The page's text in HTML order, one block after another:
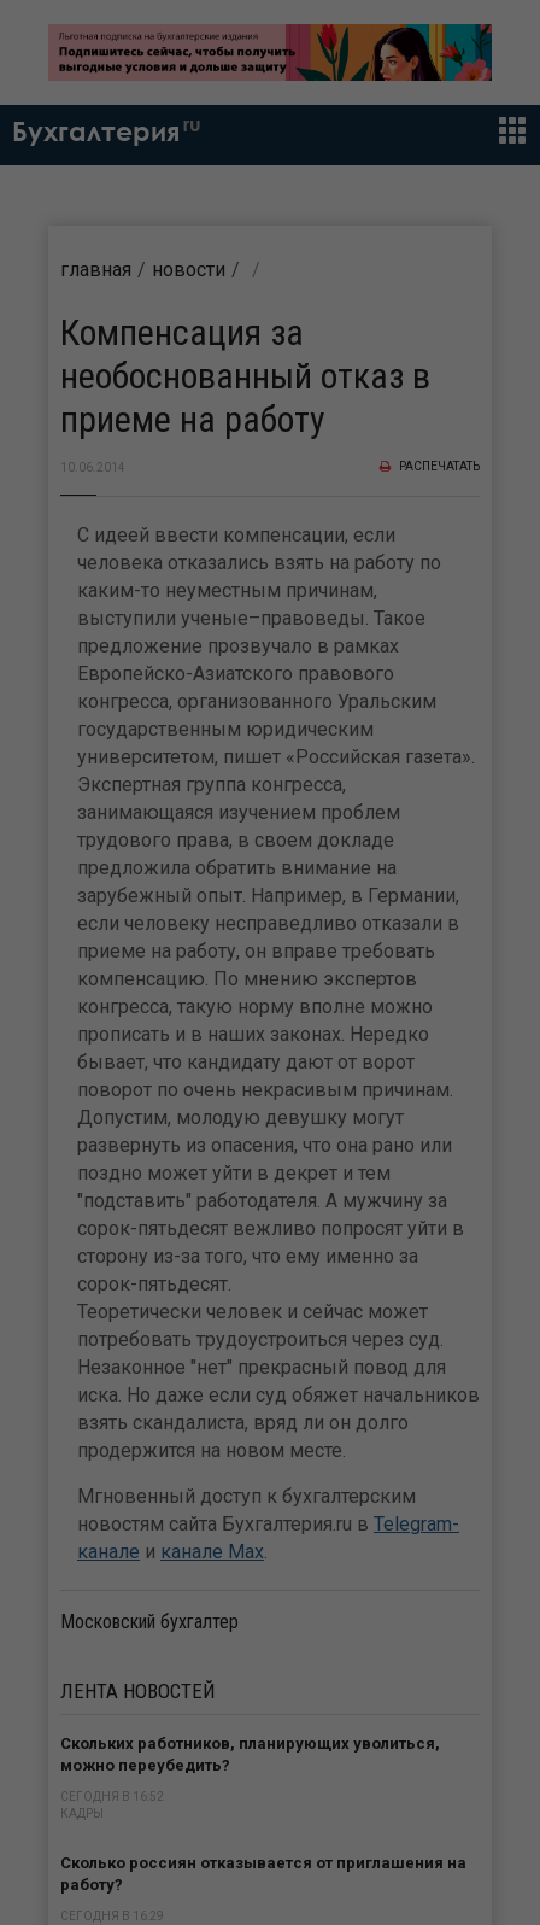
Бухгалтерия ru
главная новости
Компенсация за
необоснованный отказ в
приеме на работу
10.06.2014 РАСПЕЧАТАТЬ
С идеей ввести компенсации, если
человека отказались взять на работу по
каким-то неуместным причинам,
выступили ученые–правоведы. Такое
предложение прозвучало в рамках
Европейско-Азиатского правового
конгресса, организованного Уральским
государственным юридическим
университетом, пишет «Российская газета».
Экспертная группа конгресса,
занимающаяся изучением проблем
трудового права, в своем докладе
предложила обратить внимание на
зарубежный опыт. Например, в Германии,
если человеку несправедливо отказали в
приеме на работу, он вправе требовать
компенсацию. По мнению экспертов
конгресса, такую норму вполне можно
прописать и в наших законах. Нередко
бывает, что кандидату дают от ворот
поворот по очень некрасивым причинам.
Допустим, молодую девушку могут
развернуть из опасения, что она рано или
поздно может уйти в декрет и тем
"подставить" работодателя. А мужчину за
сорок-пятьдесят вежливо попросят уйти в
сторону из-за того, что ему именно за
сорок-пятьдесят.
Теоретически человек и сейчас может
потребовать трудоустроиться через суд.
Незаконное "нет" прекрасный повод для
иска. Но даже если суд обяжет начальников
взять скандалиста, вряд ли он долго
продержится на новом месте.
Мгновенный доступ к бухгалтерским
новостям сайта Бухгалтерия.ru в Telegram-
канале и канале Max.
Московский бухгалтер
ЛЕНТА НОВОСТЕЙ
Скольких работников, планирующих уволиться,
можно переубедить?
СЕГОДНЯ В 16:52
КАДРЫ
Сколько россиян отказывается от приглашения на
работу?
СЕГОДНЯ В 16:29